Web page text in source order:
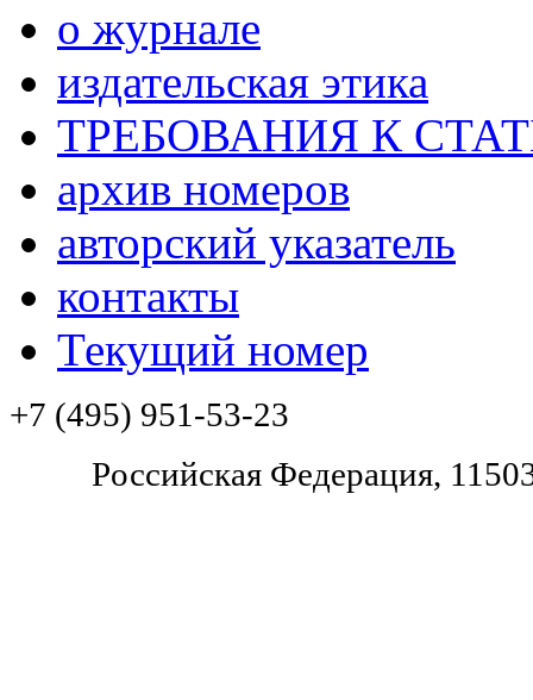
о журнале
издательская этика
ТРЕБОВАНИЯ К
архив номеров
авторский указатель
контакты
Текущий номер
+7 (495) 951-53-23
Pоссийская Федерация,